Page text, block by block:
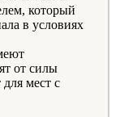
который
в условиях
от силы
мест с